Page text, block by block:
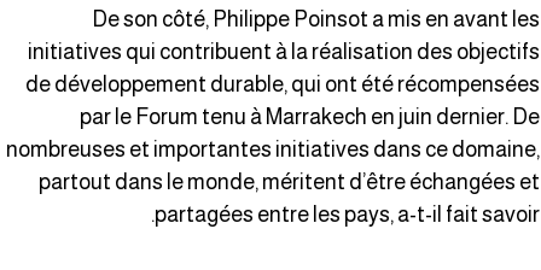
De son côté, Philippe Poinsot a mis en avant
initiatives qui contribuent à la réalisation des
de développement durable, qui ont été
par le Forum tenu à Marrakech en juin dernier.
nombreuses et importantes initiatives dans ce
partout dans le monde, méritent d’être échangées
partagées entre les pays, a-t-il fait